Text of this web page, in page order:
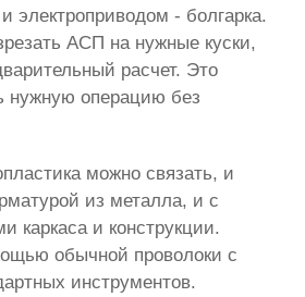
электроприводом - болгарка.
АСП на нужные куски,
расчет. Это
нужную операцию без
можно связать, и
из металла, и с
каркаса и конструкции.
обычной проволоки с
инструментов.